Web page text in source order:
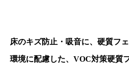
床のキズ防止・吸音に、硬質フ
環境に配慮した、VOC対策硬質